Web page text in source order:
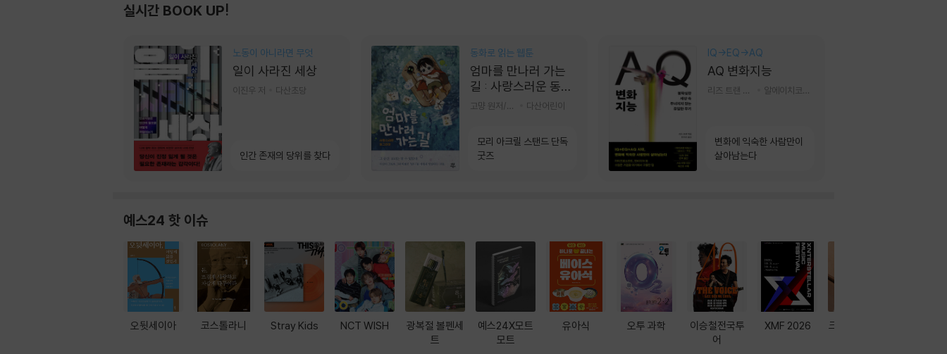
실시간 BOOK UP!
노동이 아니라면 무엇
일이 사라진 세상
이진우 저 다산초당
인간 존재의 당위를 찾다
동화로 읽는 웹툰
엄마를 만나러 가는
길 : 사랑스러운 동그
라미
다산어린이
모리 아크릴 스탠드 단독
굿즈
IQ→EQ→AQ
AQ 변화지능
변화에 익숙한 사람만이
살아남는다
예스24 핫 이슈
오뒷세이아 코스톨라니 Stray Kids NCT WISH
광복절 볼펜세
트
예스24X모트
모트
유아식 오투 과학
이승철전국투
어
XMF 2026
크레마 이북 리